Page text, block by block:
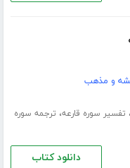
و مذهب
، تفسیر سوره قارعه، ترجمه سوره
دانلود کتاب